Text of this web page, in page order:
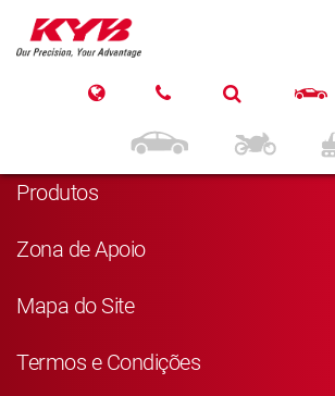
Navegação
Página Principal
Produtos
Zona de Apoio
Mapa do Site
Termos e Condições